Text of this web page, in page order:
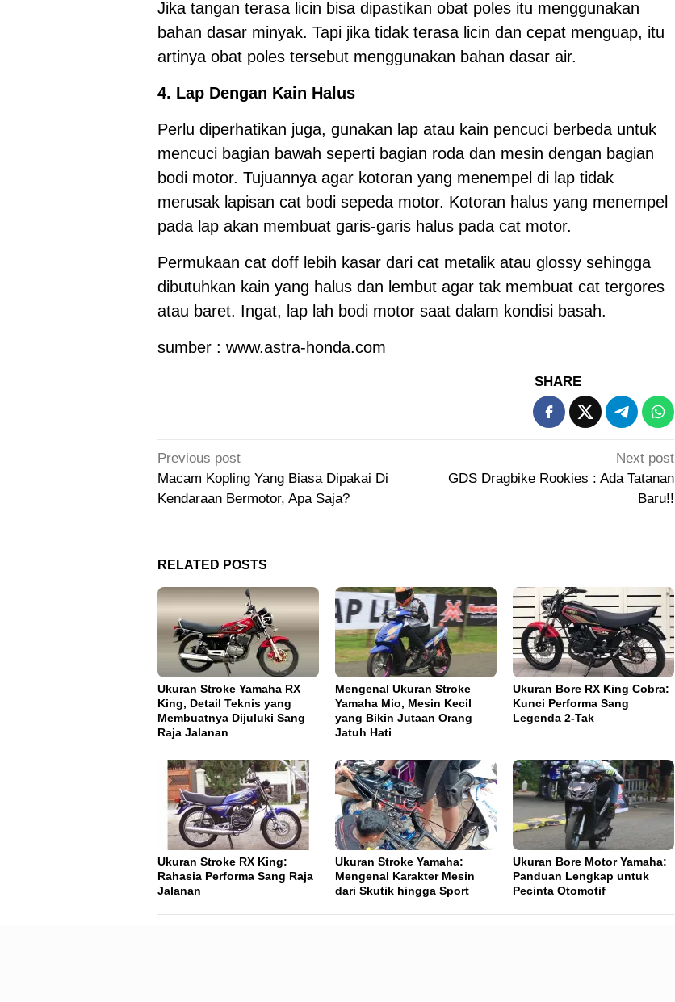
Jika tangan terasa licin bisa dipastikan obat poles itu menggunakan
bahan dasar minyak. Tapi jika tidak terasa licin dan cepat menguap, itu
artinya obat poles tersebut menggunakan bahan dasar air.
4. Lap Dengan Kain Halus
Perlu diperhatikan juga, gunakan lap atau kain pencuci berbeda untuk
mencuci bagian bawah seperti bagian roda dan mesin dengan bagian
bodi motor. Tujuannya agar kotoran yang menempel di lap tidak
merusak lapisan cat bodi sepeda motor. Kotoran halus yang menempel
pada lap akan membuat garis-garis halus pada cat motor.
Permukaan cat doff lebih kasar dari cat metalik atau glossy sehingga
dibutuhkan kain yang halus dan lembut agar tak membuat cat tergores
atau baret. Ingat, lap lah bodi motor saat dalam kondisi basah.
sumber : www.astra-honda.com
SHARE
Post
navigation
Previous post
Macam Kopling Yang Biasa Dipakai Di
Kendaraan Bermotor, Apa Saja?
Next post
GDS Dragbike Rookies : Ada Tatanan
Baru!!
RELATED POSTS
Ukuran Stroke Yamaha RX
King, Detail Teknis yang
Membuatnya Dijuluki Sang
Raja Jalanan
Mengenal Ukuran Stroke
Yamaha Mio, Mesin Kecil
yang Bikin Jutaan Orang
Jatuh Hati
Ukuran Bore RX King Cobra:
Kunci Performa Sang
Legenda 2-Tak
Ukuran Stroke RX King:
Rahasia Performa Sang Raja
Jalanan
Ukuran Stroke Yamaha:
Mengenal Karakter Mesin
dari Skutik hingga Sport
Ukuran Bore Motor Yamaha:
Panduan Lengkap untuk
Pecinta Otomotif